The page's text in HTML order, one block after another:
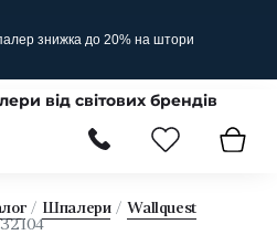
знижка до 20% на штори
від світових брендів
Шпалери
Wallquest